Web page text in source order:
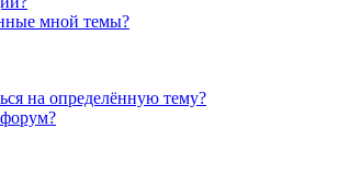
мной темы?
на определённую тему?